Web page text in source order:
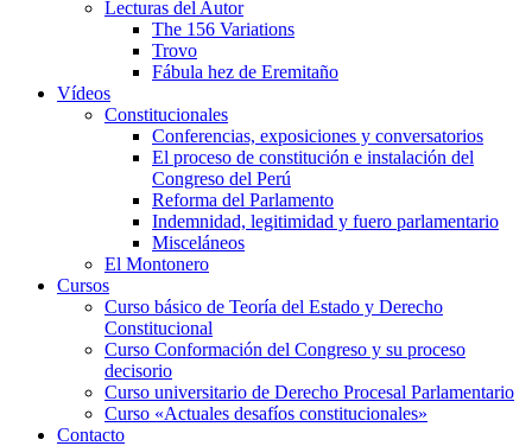
Lecturas del Autor
The 156 Variations
Trovo
Fábula hez de Eremitaño
Vídeos
Constitucionales
Conferencias, exposiciones y conversatorios
El proceso de constitución e instalación del
Congreso del Perú
Reforma del Parlamento
Indemnidad, legitimidad y fuero parlamentario
Misceláneos
El Montonero
Cursos
Curso básico de Teoría del Estado y Derecho
Constitucional
Curso Conformación del Congreso y su proceso
decisorio
Curso universitario de Derecho Procesal Parlamentario
Curso «Actuales desafíos constitucionales»
Contacto